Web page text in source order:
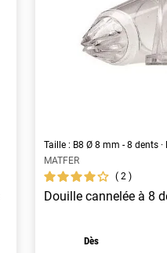
Taille : B8 Ø 8 mm - 8 dents
MATFER
2
Douille cannelée à 8
Dès